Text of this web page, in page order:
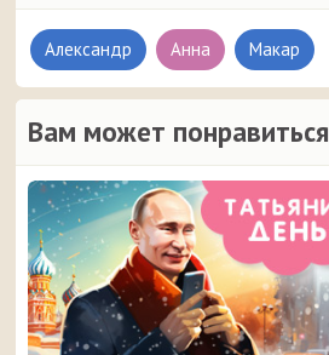
Александр Анна Макар
Вам может понравиться